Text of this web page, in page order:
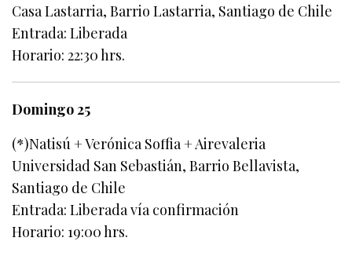
Casa Lastarria, Barrio Lastarria, Santiago de Chile
Entrada: Liberada
Horario: 22:30 hrs.
Domingo 25
(*)Natisú + Verónica Soffia + Airevaleria
Universidad San Sebastián, Barrio Bellavista,
Santiago de Chile
Entrada: Liberada vía confirmación
Horario: 19:00 hrs.